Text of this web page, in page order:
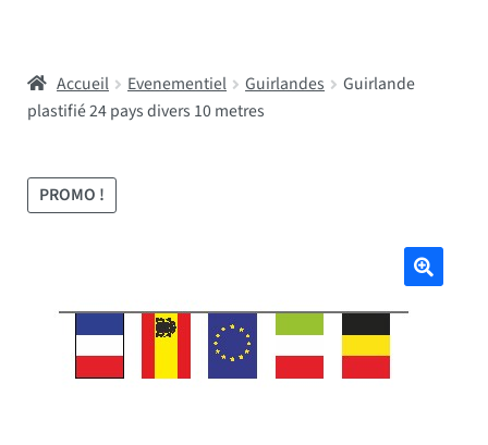
Écoles
Mâts
Accueil Evenementiel Guirlandes
Guirlande
plastifié 24 pays divers 10 metres
PROMO !